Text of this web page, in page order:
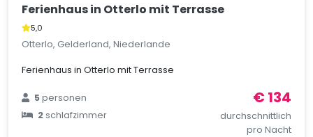
Ferienhaus in Otterlo mit Terrasse
5,0
Otterlo, Gelderland, Niederlande
Ferienhaus in Otterlo mit Terrasse
5personen
2schlafzimmer
€ 134
durchschnittlich
pro Nacht